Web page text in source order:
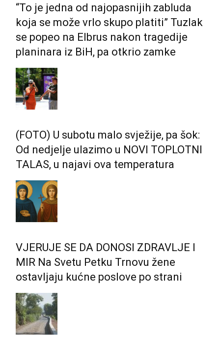
“To je jedna od najopasnijih zabluda
koja se može vrlo skupo platiti” Tuzlak
se popeo na Elbrus nakon tragedije
planinara iz BiH, pa otkrio zamke
(FOTO) U subotu malo svježije, pa šok:
Od nedjelje ulazimo u NOVI TOPLOTNI
TALAS, u najavi ova temperatura
VJERUJE SE DA DONOSI ZDRAVLJE I
MIR Na Svetu Petku Trnovu žene
ostavljaju kućne poslove po strani